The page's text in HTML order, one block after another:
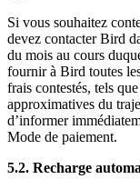
Si vous souhaitez
devez contacter Bird
du mois au cours
fournir à Bird toutes
frais contestés, tels
approximatives du
d’informer
Mode de paiement.
5.2. Recharge